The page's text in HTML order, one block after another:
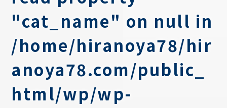
"cat_name" on null in
/home/hiranoya78/hir
anoya78.com/public_
html/wp/wp-